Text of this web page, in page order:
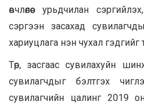
өвчлөлөөс урьдчилан
сэргээн засахад
хариуцлага нэн чухал
Төр, засгаас сувилахуйн
сувилагчдыг бэлтгэх
сувилагчийн цалинг 2019